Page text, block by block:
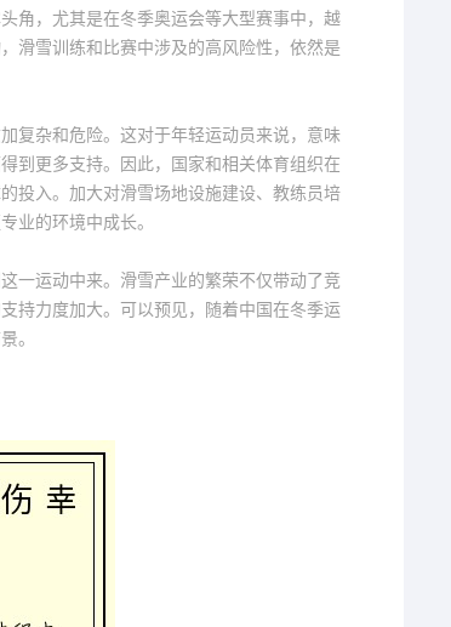
角，尤其是在冬季奥运会等大型赛事中，越
滑雪训练和比赛中涉及的高风险性，依然是
复杂和危险。这对于年轻运动员来说，意味
到更多支持。因此，国家和相关体育组织在
投入。加大对滑雪场地设施建设、教练员培
业的环境中成长。
一运动中来。滑雪产业的繁荣不仅带动了竞
持力度加大。可以预见，随着中国在冬季运
。